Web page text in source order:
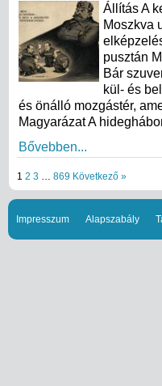
Állítás A
Moszkva
pusztán
Bár
kül- és
és önálló mozgástér,
Magyarázat A
Bővebben...
1 2 3 869 Következő »
Impresszum Alapszabály